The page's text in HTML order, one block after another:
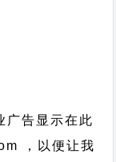
广告显示在此
，以便让我